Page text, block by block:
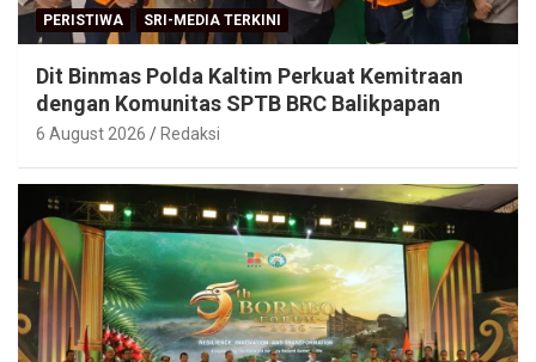
PERISTIWA SRI-MEDIA TERKINI
Dit Binmas Polda Kaltim Perkuat Kemitraan
dengan Komunitas SPTB BRC Balikpapan
6 August 2026 Redaksi